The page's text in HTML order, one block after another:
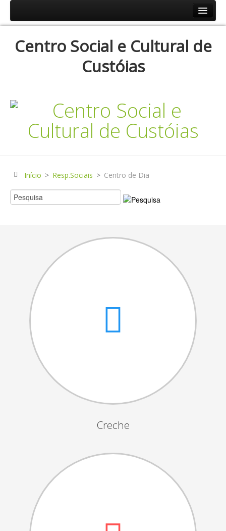
Resp.Sociais
Centro de Convívio
Serviço de Apoio Domiciliário
Agenda
Historial
Publicações
Notícias
Galerias Fotográficas
Cantares das Janeiras
Carnaval
Dia da Amizade
Dia da Mulher
Festejos da Páscoa
Dia da Mãe
Dia Mundial da Criança
Marchas Populares
Dia de S.Martinho
Aniversários da Instituição
Almoço / Lanche de Natal
Atividades Semanais
Centro Social e Cultural de
Custóias
Início > Resp.Sociais > Centro de Dia
Creche